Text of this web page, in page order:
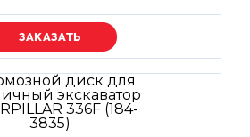
Уточняйте цену